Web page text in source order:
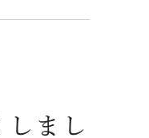
しまし